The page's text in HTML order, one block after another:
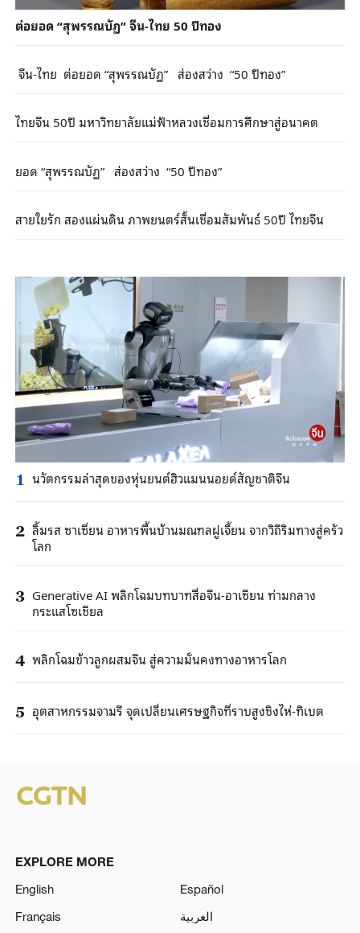
ต่อยอด “สุพรรณบัฏ” จีน-ไทย 50 ปีทอง
จีน-ไทย ต่อยอด “สุพรรณบัฏ” ส่องสว่าง “50 ปีทอง”
ไทยจีน 50ปี มหาวิทยาลัยแม่ฟ้าหลวงเชื่อมการศึกษาสู่อนาคต
ยอด “สุพรรณบัฏ” ส่องสว่าง “50 ปีทอง”
สายใยรัก สองแผ่นดิน ภาพยนตร์สั้นเชื่อมสัมพันธ์ 50ปี ไทยจีน
1 นวัตกรรมล่าสุดของหุ่นยนต์ฮิวแมนนอยด์สัญชาติจีน
2 ลิ้มรส ซาเซี่ยน อาหารพื้นบ้านมณฑลฝูเจี้ยน จากวิถีริมทางสู่ครัว
โลก
3 Generative AI พลิกโฉมบทบาทสื่อจีน-อาเซียน ท่ามกลาง
กระแสโซเชียล
4 พลิกโฉมข้าวลูกผสมจีน สู่ความมั่นคงทางอาหารโลก
5 อุตสาหกรรมจามรี จุดเปลี่ยนเศรษฐกิจที่ราบสูงชิงไห่-ทิเบต
EXPLORE MORE
English
Español
Français
العربية